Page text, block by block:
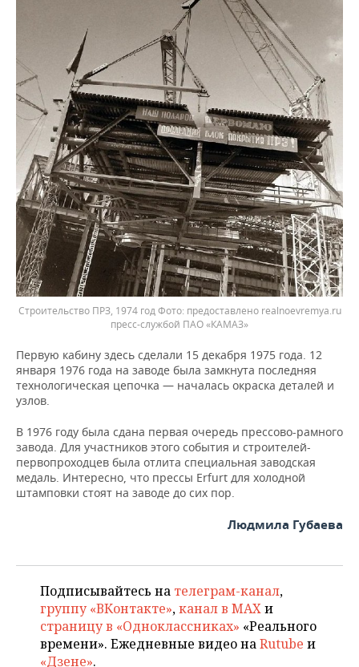
Строительство ПРЗ, 1974 год
предоставлено realnoevremya.ru
пресс-службой ПАО «КАМАЗ»
Первую кабину здесь сделали 15 декабря 1975 года. 12
января 1976 года на заводе была замкнута последняя
технологическая цепочка — началась окраска деталей и
узлов.
В 1976 году была сдана первая очередь прессово-рамного
завода. Для участников этого события и строителей-
первопроходцев была отлита специальная заводская
медаль. Интересно, что прессы Erfurt для холодной
штамповки стоят на заводе до сих пор.
Людмила Губаева
Подписывайтесь на телеграм-канал,
группу «ВКонтакте»,канал в MAXи
страницу в «Одноклассниках» «Реального
времени». Ежедневные видео наRutube и
«Дзене».